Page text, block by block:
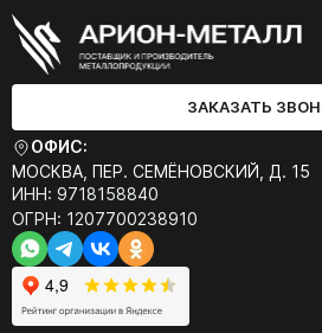
ЗАКАЗАТЬ
ОФИС:
МОСКВА, ПЕР. СЕМЁНОВСКИЙ, Д. 15
ИНН: 9718158840
ОГРН: 1207700238910